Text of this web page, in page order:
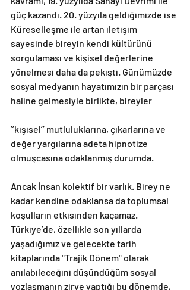
güç kazandı. 20. yüzyıla geldiğimizde ise
Küreselleşme ile artan iletişim
sayesinde bireyin kendi kültürünü
sorgulaması ve kişisel değerlerine
yönelmesi daha da pekişti. Günümüzde
sosyal medyanın hayatımızın bir parçası
haline gelmesiyle birlikte, bireyler
’’kişisel’’ mutluluklarına, çıkarlarına ve
değer yargılarına adeta hipnotize
olmuşcasına odaklanmış durumda.
Ancak İnsan kolektif bir varlık. Birey ne
kadar kendine odaklansa da toplumsal
koşulların etkisinden kaçamaz.
Türkiye’de, özellikle son yıllarda
yaşadığımız ve gelecekte tarih
kitaplarında "Trajik Dönem" olarak
anılabileceğini düşündüğüm sosyal
yozlaşmanın zirve yaptığı bu dönemde,